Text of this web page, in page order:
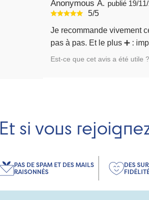
Anonymous A. publié
5/5
Je recommande vivement ce livre très bien conçu pour un premier achat de pots Très belles
Est-ce que cet avis a été utile ?
Et si vous
PAS DE SPAM ET DES MAILS
RAISONNÉS
DES